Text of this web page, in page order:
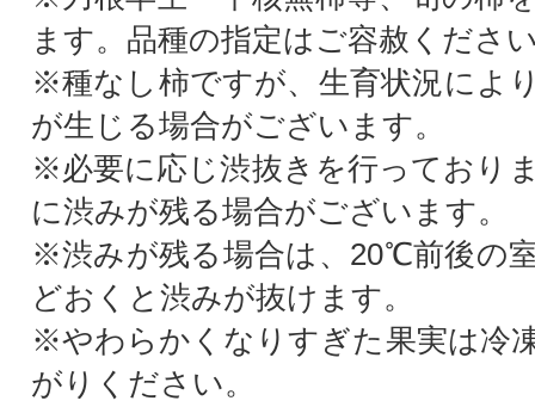
ます。品種の指定はご容赦くださ
※種なし柿ですが、生育状況によ
が生じる場合がございます。
※必要に応じ渋抜きを行っており
に渋みが残る場合がございます。
※渋みが残る場合は、20℃前後の
どおくと渋みが抜けます。
※やわらかくなりすぎた果実は冷
がりください。